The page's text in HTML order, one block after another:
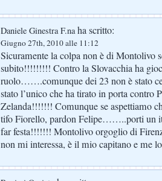
Daniele Ginestra F.naha scritto:
Giugno 27th, 2010 alle 11:12
Sicuramente la colpa non è di Montolivo
subito!!!!!!!!! Contro la Slovacchia ha
ruolo…….comunque dei 23 non è stato
stato l’unico che ha tirato in porta contro
Zelanda!!!!!!! Comunque se aspettiamo
tifo Fiorello, pardon Felipe……..porti un
far festa!!!!!!! Montolivo orgoglio di
non mi interessa, è il mio capitano e me